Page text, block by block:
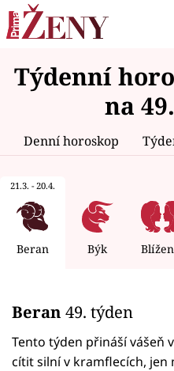
Trendy: Polabí Inspekce
Zrádci
Témata
Celebrity
Seriály
Horoskopy
Týdenní
na
Denní horoskop
21.3. - 20.4.
Beran Býk
Beran 49. týden
Tento týden přináší vášeň
cítit silní v kramflecích,